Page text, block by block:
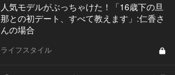
人気モデルがぶっちゃけた！「16歳下の旦
那との初デート、すべて教えます」:仁香さ
んの場合
ライフスタイル